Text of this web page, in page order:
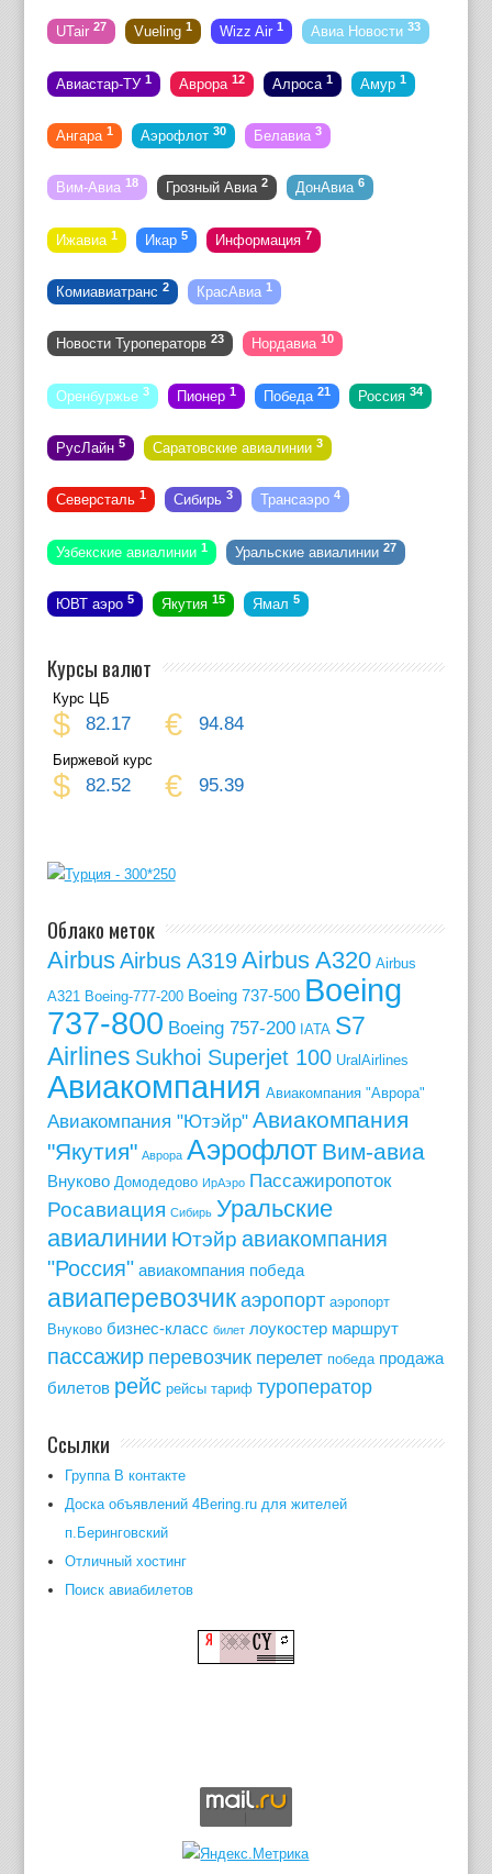
UTair 27 Vueling 1 Wizz Air 1 Авиа Новости 33
Авиастар-ТУ 1 Аврора 12 Алроса 1 Амур 1
Ангара 1 Аэрофлот 30 Белавиа 3
Вим-Авиа 18 Грозный Авиа 2 ДонАвиа 6
Ижавиа 1 Икар 5 Информация 7
Комиавиатранс 2 КрасАвиа 1
Новости Туроператорв 23 Нордавиа 10
Оренбуржье 3 Пионер 1 Победа 21 Россия 34
РусЛайн 5 Саратовские авиалинии 3
Северсталь 1 Сибирь 3 Трансаэро 4
Узбекские авиалинии 1 Уральские авиалинии 27
ЮВТ аэро 5 Якутия 15 Ямал 5
Курсы валют
Курс ЦБ
$ 82.17 € 94.84
Биржевой курс
$ 82.52 € 95.39
Облако меток
Airbus Airbus A319 Airbus A320 Airbus
A321 Boeing-777-200 Boeing 737-500 Boeing
737-800 Boeing 757-200 IATA S7
Airlines Sukhoi Superjet 100 UralAirlines
Авиакомпания Авиакомпания "Аврора"
Авиакомпания "Ютэйр" Авиакомпания
"Якутия" Аврора Аэрофлот Вим-авиа
Внуково Домодедово ИрАэро Пассажиропоток
Росавиация Сибирь Уральские
авиалинии Ютэйр авиакомпания
"Россия" авиакомпания победа
авиаперевозчик аэропорт аэропорт
Внуково бизнес-класс билет лоукостер маршрут
пассажир перевозчик перелет победа продажа
билетов рейс рейсы тариф туроператор
Ссылки
Группа В контакте
Доска объявлений 4Bering.ru для жителей
п.Беринговский
Отличный хостинг
Поиск авиабилетов